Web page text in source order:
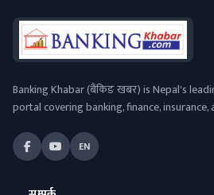
Banking Khabar (बैंकिङ खबर) is Nepal's
portal covering banking, finance,
EN